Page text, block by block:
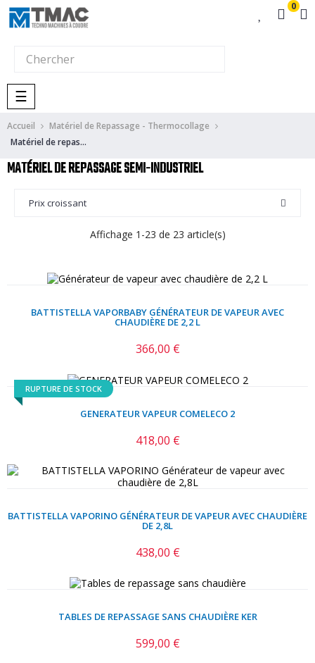
0
Basculer
la
navigation
☰
Accueil
Matériel de Repassage - Thermocollage
Matériel de repassage semi-industriel
MATÉRIEL DE REPASSAGE SEMI-INDUSTRIEL
Prix croissant
Affichage 1-23 de 23 article(s)
BATTISTELLA VAPORBABY GÉNÉRATEUR DE VAPEUR AVEC
CHAUDIÈRE DE 2,2 L
Prix
366,00 €
RUPTURE DE STOCK
GENERATEUR VAPEUR COMELECO 2
Prix
418,00 €
BATTISTELLA VAPORINO GÉNÉRATEUR DE VAPEUR AVEC CHAUDIÈRE
DE 2,8L
Prix
438,00 €
TABLES DE REPASSAGE SANS CHAUDIÈRE KER
Prix
599,00 €